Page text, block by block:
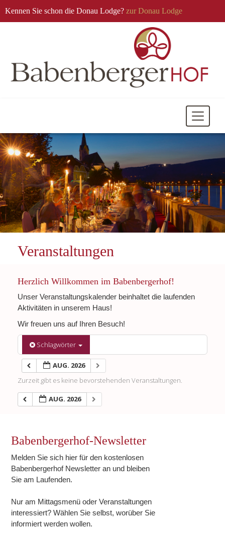
Kennen Sie schon die Donau Lodge? zur Donau Lodge
Mobile
Veranstaltungen
Herzlich Willkommen im Babenbergerhof!
Unser Veranstaltungskalender beinhaltet die laufenden
Aktivitäten in unserem Haus!
Wir freuen uns auf Ihren Besuch!
Schlagwörter
AUG. 2026
Zurzeit gibt es keine bevorstehenden Veranstaltungen.
AUG. 2026
Babenbergerhof-Newsletter
Melden Sie sich hier für den kostenlosen
Babenbergerhof Newsletter an und bleiben
Sie am Laufenden.
Nur am Mittagsmenü oder Veranstaltungen
interessiert? Wählen Sie selbst, worüber Sie
informiert werden wollen.